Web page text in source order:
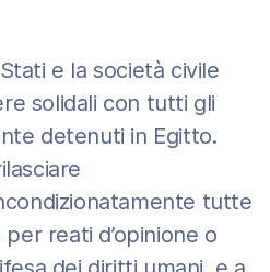
e la società civile
solidali con tutti gli
detenuti in Egitto.
tutte
reati d’opinione o